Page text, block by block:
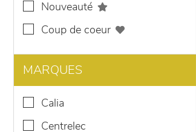
nouveauté
coup de coeur
MARQUES
calia
centrelec